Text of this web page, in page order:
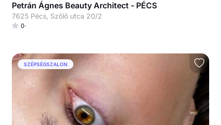
Petrán Ágnes Beauty Architect - PÉCS
7625 Pécs, Szőlő utca 20/2
0
SZÉPSÉGSZALON